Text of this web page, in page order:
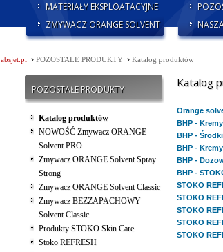
MATERIAŁY EKSPLOATACYJNE
ZMYWACZ ORANGE SOLVENT
absjet.pl› POZOSTAŁE PRODUKTY› Katalog produktów
POZOSTAŁE PRODUKTY
Katalog produktów
NOWOŚĆ Zmywacz ORANGE
Solvent PRO
Zmywacz ORANGE Solvent Spray
Strong
Zmywacz ORANGE Solvent Classic
Zmywacz BEZZAPACHOWY
Solvent Classic
Produkty STOKO Skin Care
Stoko REFRESH
Katalog
Orange
BHP -
BHP -
BHP -
BHP -
BHP -
STOKO
STOKO
STOKO
STOKO
STOKO